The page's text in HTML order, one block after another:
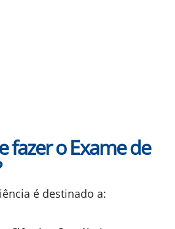
fazer o Exame de
é destinado a: